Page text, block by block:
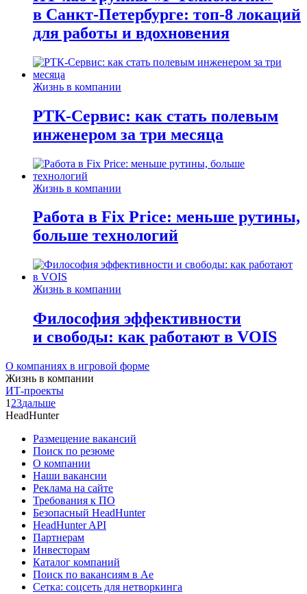
в Санкт-Петербурге: топ-8 локаций
для работы и вдохновения
Жизнь в компании
РТК-Сервис: как стать полевым
инженером за три месяца
Жизнь в компании
Работа в Fix Price: меньше рутины,
больше технологий
Жизнь в компании
Философия эффективности
и свободы: как работают в VOIS
О компаниях в игровой форме
Жизнь в компании
ИТ-проекты
1 23дальше
HeadHunter
Размещение вакансий
Поиск по резюме
О компании
Наши вакансии
Реклама на сайте
Требования к ПО
Безопасный HeadHunter
HeadHunter API
Партнерам
Инвесторам
Каталог компаний
Поиск по вакансиям в Ае
Сетка: соцсеть для нетворкинга